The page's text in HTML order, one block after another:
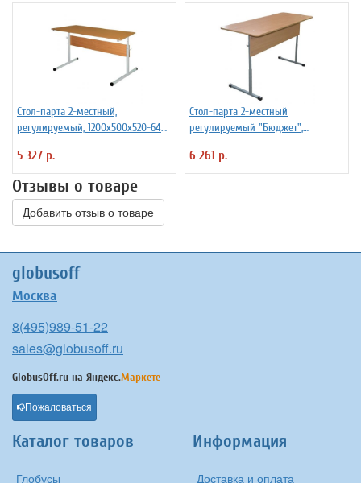
Стол-парта 2-местный,
регулируемый, 1200х500х520-640
бук, Ш-304 (2-4)
5 327 р.
Стол-парта 2-местный
регулируемый "Бюджет",
серый каркас, ЛДСП бук
6 261 р.
Отзывы о товаре
Добавить отзыв о товаре
globusoff
Москва
8(495)989-51-22
sales@globusoff.ru
GlobusOff.ru на Яндекс.Маркете
Пожаловаться
Каталог товаров
Глобусы
Информация
Доставка и оплата